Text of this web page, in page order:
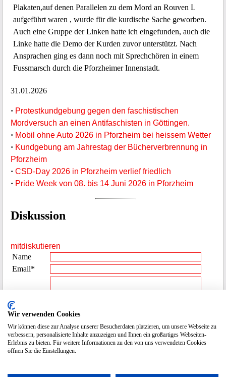
Plakaten,auf denen Parallelen zu dem Mord an Rouven L
aufgeführt waren , wurde für die kurdische Sache geworben.
Auch eine Gruppe der Linken hatte ich eingefunden, auch die
Linke hatte die Demo der Kurden zuvor unterstützt. Nach
Ansprachen ging es dann noch mit Sprechchören in einem
Fussmarsch durch die Pforzheimer Innenstadt.
31.01.2026
· Protestkundgebung gegen den faschistischen
Mordversuch an einen Antifaschisten in Göttingen.
· Mobil ohne Auto 2026 in Pforzheim bei heissem Wetter
· Kundgebung am Jahrestag der Bücherverbrennung in
Pforzheim
· CSD-Day 2026 in Pforzheim verlief friedlich
· Pride Week von 08. bis 14 Juni 2026 in Pforzheim
Diskussion
mitdiskutieren
Name
Email*
Beitrag**
Spamcode
eingeben
7412
Wir verwenden Cookies
Wir können diese zur Analyse unserer Besucherdaten platzieren, um unsere Webseite zu
verbessern, personalisierte Inhalte anzuzeigen und Ihnen ein großartiges Webseiten-
Erlebnis zu bieten. Für weitere Informationen zu den von uns verwendeten Cookies
öffnen Sie die Einstellungen.